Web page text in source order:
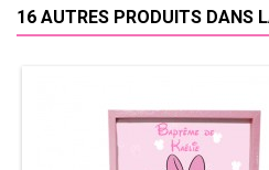
16 AUTRES PRODUITS DANS